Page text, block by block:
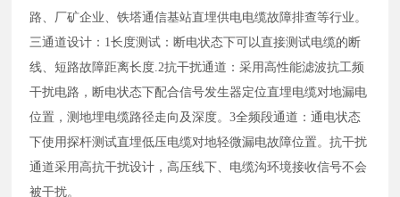
路、厂矿企业、铁塔通信基站直埋供电电缆故障排查等行业。
三通道设计： 1长度测试：断电状态下可以直接测试电缆的断
线、短路故障距离长度.2抗干扰通道：采用高性能滤波抗工频
干扰电路，断电状态下配合信号发生器定位直埋电缆对地漏电
位置，测地埋电缆路径走向及深度。3全频段通道：通电状态
下使用探杆测试直埋低压电缆对地轻微漏电故障位置。抗干扰
通道采用高抗干扰设计，高压线下、电缆沟环境接收信号不会
被干扰。